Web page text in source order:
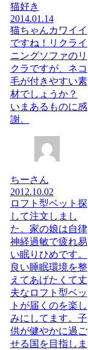
猫好き
2014.01.14
猫ちゃんカワイイ
ですね！リクライ
ニングソファのリ
クラですが、ネコ
毛が付きやすい素
材でしょうか？
いまあるものに感
謝。
ちーさん
2012.10.02
ロフト型ベット探
して注文しまし
た。家の娘は自律
神経過敏で疲れ易
い眠りひめです。
良い睡眠環境を整
えてあげたくて丈
夫なロフト型ベッ
トが届くのを楽し
みにしてます。子
供が健やかに過ご
せる国を目指しま